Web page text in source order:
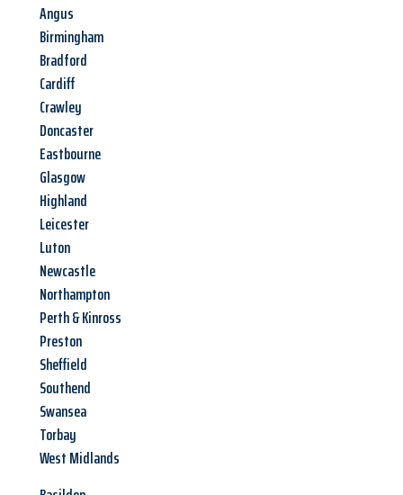
Angus
Birmingham
Bradford
Cardiff
Crawley
Doncaster
Eastbourne
Glasgow
Highland
Leicester
Luton
Newcastle
Northampton
Perth & Kinross
Preston
Sheffield
Southend
Swansea
Torbay
West Midlands